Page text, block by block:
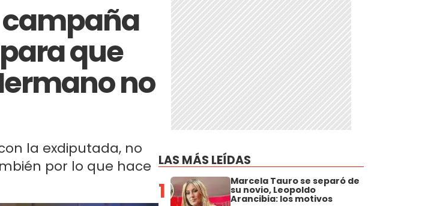
campaña
que
no
la exdiputada, no
por lo que hace LAS MÁS LEÍDAS
1 Marcela Tauro se separó de
su novio, Leopoldo
Arancibia: los motivos